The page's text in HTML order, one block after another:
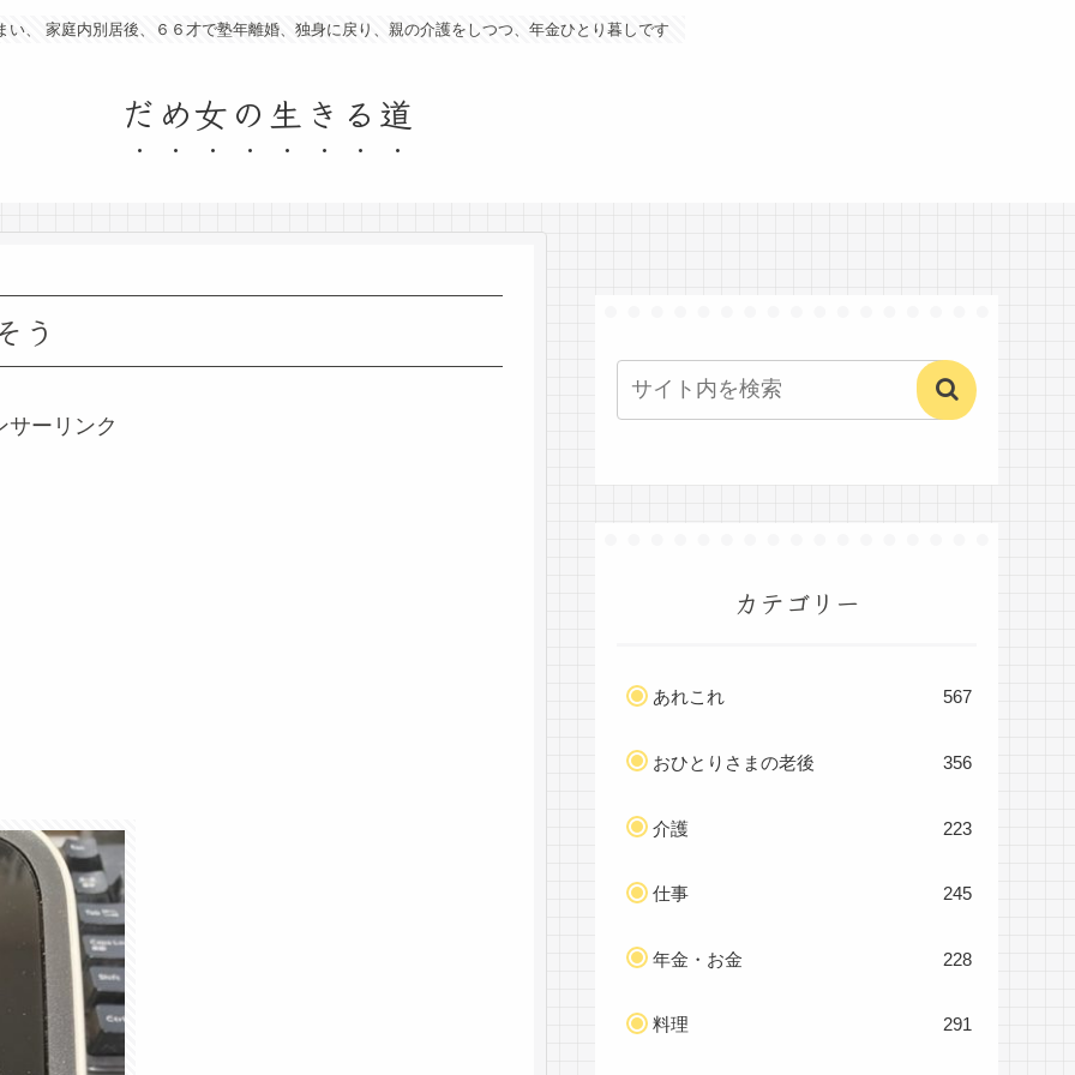
い、 家庭内別居後、６６才で塾年離婚、独身に戻り、親の介護をしつつ、年金ひとり暮しです
だめ女の生きる道
う
サーリンク
カテゴリー
あれこれ 567
おひとりさまの老後 356
介護 223
仕事 245
年金・お金 228
料理 291